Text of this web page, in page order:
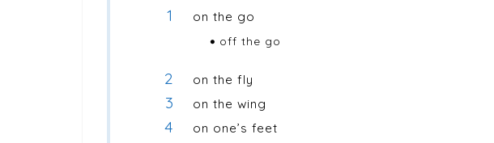
on the go
off the go
on the fly
on the wing
on one’s feet